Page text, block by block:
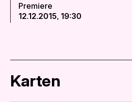
Premiere
12.12.2015, 19:30
Karten